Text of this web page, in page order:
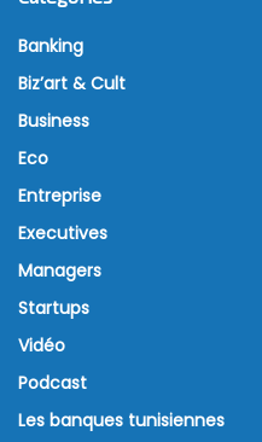
Banking
Biz’art & Cult
Business
Eco
Entreprise
Executives
Managers
Startups
Vidéo
Podcast
Les banques tunisiennes